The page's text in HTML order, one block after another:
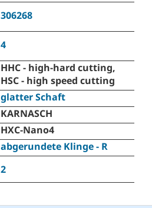
306268
4
HHC - high-hard cutting,
HSC - high speed cutting
glatter Schaft
KARNASCH
HXC-Nano4
abgerundete Klinge - R
2